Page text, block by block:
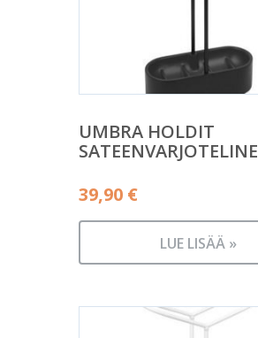
UMBRA HOLDIT
SATEENVARJOTELINE
39,90 €
LUE LISÄÄ »